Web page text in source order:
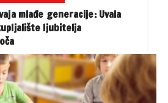
mlađe generacije: Uvala
ljubitelja